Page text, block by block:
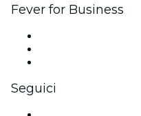
Fever for Business
Seguici